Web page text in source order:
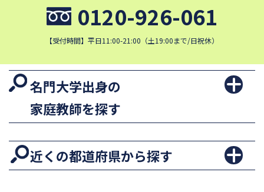
0120-926-061
【受付時間】平日11:00-21:00（土19:00まで/日祝休）
名門大学出身の
家庭教師を探す
近くの都道府県から探す